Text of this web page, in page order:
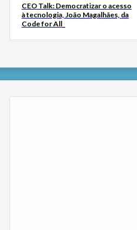
CEO Talk: Democratizar o acesso
à tecnologia, João Magalhães, da
Code for All_